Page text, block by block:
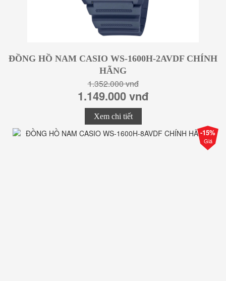
ĐỒNG HỒ NAM CASIO WS-1600H-2AVDF CHÍNH
HÃNG
1.352.000 vnđ
1.149.000 vnđ
Xem chi tiết
-15%
Giá